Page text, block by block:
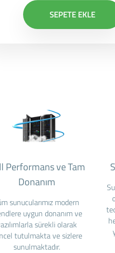
SEPETE EKLE
Performans ve Tam
Donanım
sunucularımız modern
uygun donanım ve
sürekli olarak
tutulmakta ve sizlere
sunulmaktadır.